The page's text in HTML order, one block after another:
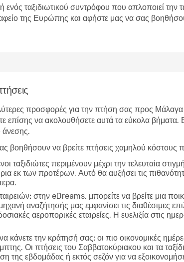
ταξιδιωτικού συντρόφου που απλοποιεί την
της Ευρώπης και αφήστε μας να σας
προσφορές για την πτήση σας προς
επίσης να ακολουθήσετε αυτά τα εύκολα βήματα.
άνεσης.
βοηθήσουν να βρείτε πτήσεις χαμηλού κόστους
ταξιδιώτες περιμένουν μέχρι την τελευταία
εκ των προτέρων. Αυτό θα αυξήσει τις
στην eDreams, μπορείτε να βρείτε μια
αναζήτησής μας εμφανίσει τις διαθέσιμες
αεροπορικές εταιρείες. Η ευελιξία στις
κάνετε την κράτησή σας: οι πιο οικονομικές
Οι πτήσεις του Σαββατοκύριακου και τα
της εβδομάδας ή εκτός σεζόν για να